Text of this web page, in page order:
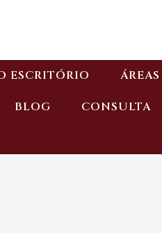
ESCRITÓRIO
BLOG CONSULTA